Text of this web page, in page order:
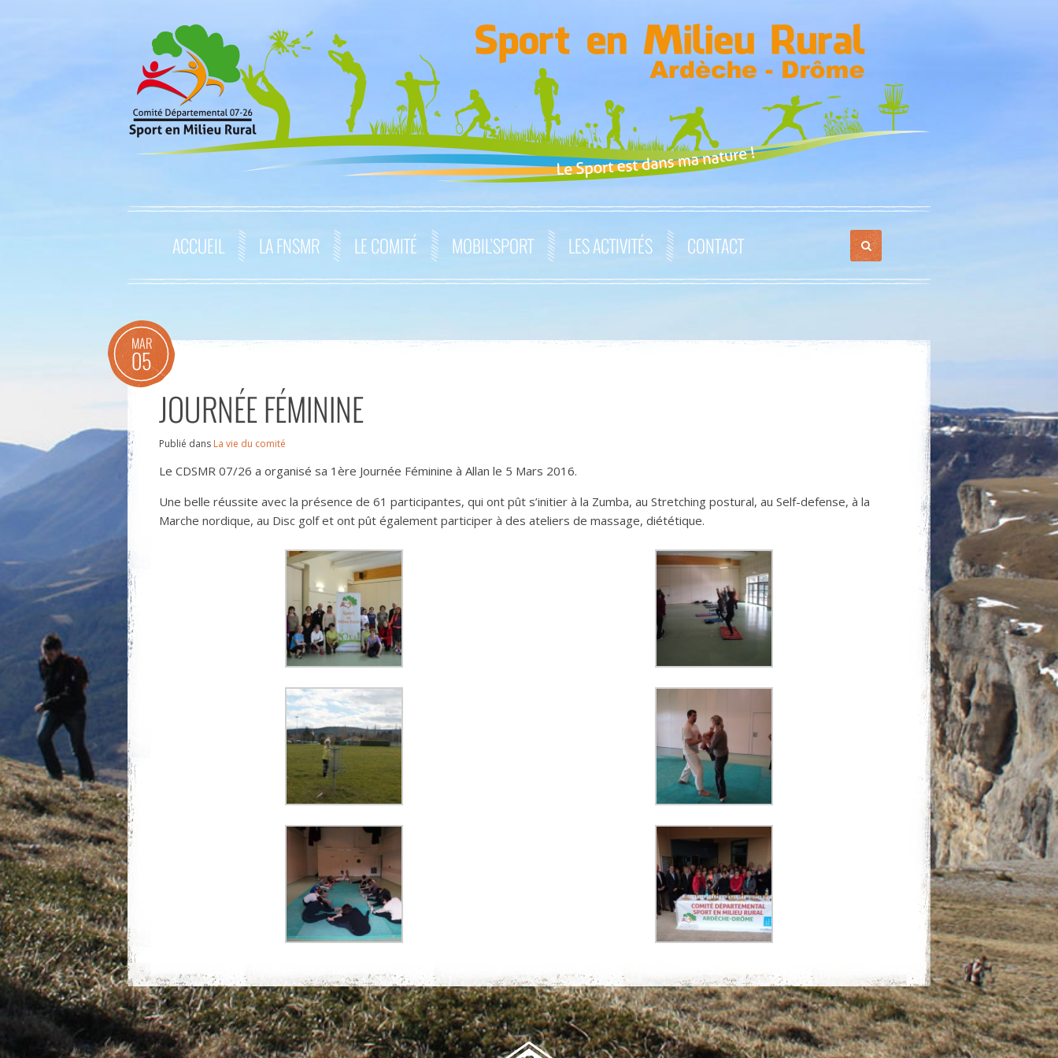
ACCUEIL LA FNSMR LE COMITÉ MOBIL’SPORT LES ACTIVITÉS CONTACT
MAR
05
JOURNÉE FÉMININE
Publié dans La vie du comité
Le CDSMR 07/26 a organisé sa 1ère Journée Féminine à Allan le 5 Mars 2016.
Une belle réussite avec la présence de 61 participantes, qui ont pût s’initier à la Zumba, au Stretching postural, au Self-defense, à la
Marche nordique, au Disc golf et ont pût également participer à des ateliers de massage, diététique.